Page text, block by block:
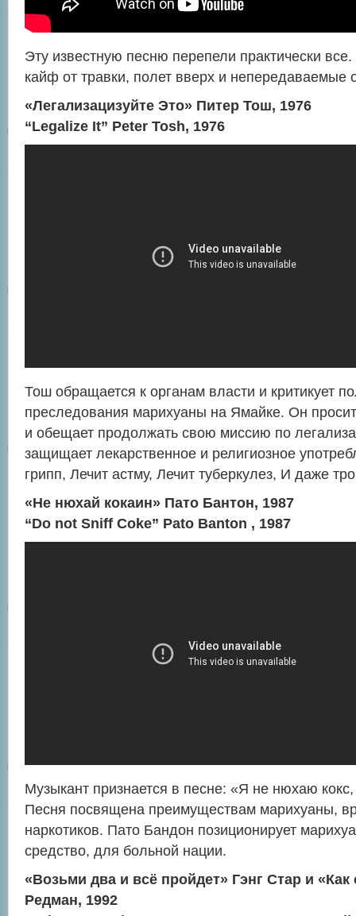
Эту известную песню перепели практически
кайф от травки, полет вверх и
«Легализацизуйте Это» Питер Тош, 1976
“Legalize It” Peter Tosh, 1976
Тош обращается к органам власти и критикует
преследования марихуаны на Ямайке. Он просит
и обещает продолжать свою миссию по
защищает лекарственное и религиозное
грипп, Лечит астму, Лечит туберкулез, И даже
«Не нюхай кокаин» Пато Бантон, 1987
“Do not Sniff Coke” Pato Banton , 1987
Музыкант признается в песне: «Я не нюхаю
Песня посвящена преимуществам марихуаны,
наркотиков. Пато Бандон позиционирует
средство, для больной нации.
«Возьми два и всё пройдет» Гэнг Стар и «Как
Редман, 1992